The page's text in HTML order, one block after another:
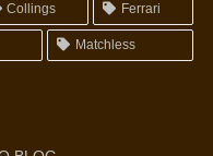
Collings Ferrari
Matchless